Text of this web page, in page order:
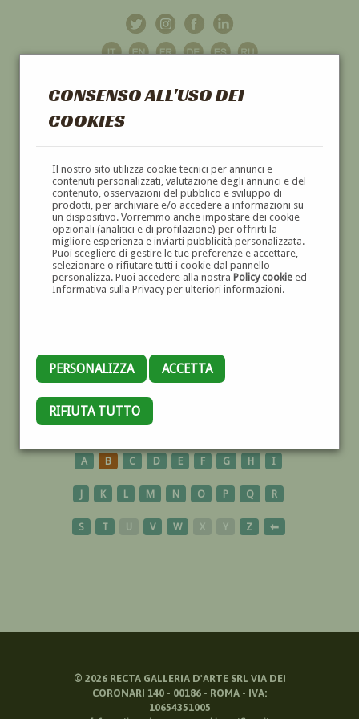
CONSENSO ALL'USO DEI
COOKIES
Il nostro sito utilizza cookie tecnici per annunci e
contenuti personalizzati, valutazione degli annunci e del
contenuto, osservazioni del pubblico e sviluppo di
prodotti, per archiviare e/o accedere a informazioni su
un dispositivo. Vorremmo anche impostare dei cookie
opzionali (analitici e di profilazione) per offrirti la
migliore esperienza e inviarti pubblicità personalizzata.
Puoi scegliere di gestire le tue preferenze e accettare,
selezionare o rifiutare tutti i cookie dal pannello
personalizza. Puoi accedere alla nostra Policy cookieed
Informativa sulla Privacy per ulteriori informazioni.
PERSONALIZZA ACCETTA
RIFIUTA TUTTO
GALLERIAD'ARTE
DIPINTI E SCULTURE '800 E '900
CHIESA
A B C D E F G H I
J K L M N O P Q R
S T U V W X Y Z ⬅
© 2026RECTA GALLERIA D'ARTE SRL VIA DEI
CORONARI 140 - 00186 - ROMA - IVA:
10654351005